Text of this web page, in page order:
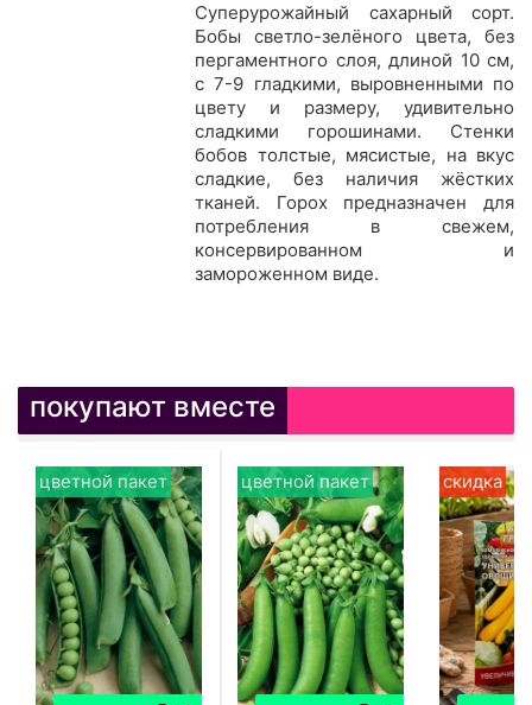
Суперурожайный сахарный сорт.
Бобы светло-зелёного цвета, без
пергаментного слоя, длиной 10 см,
с 7-9 гладкими, выровненными по
цвету и размеру, удивительно
сладкими горошинами. Стенки
бобов толстые, мясистые, на вкус
сладкие, без наличия жёстких
тканей. Горох предназначен для
потребления в свежем,
консервированном и
замороженном виде.
покупают вместе
цветной пакет цветной пакет скидка